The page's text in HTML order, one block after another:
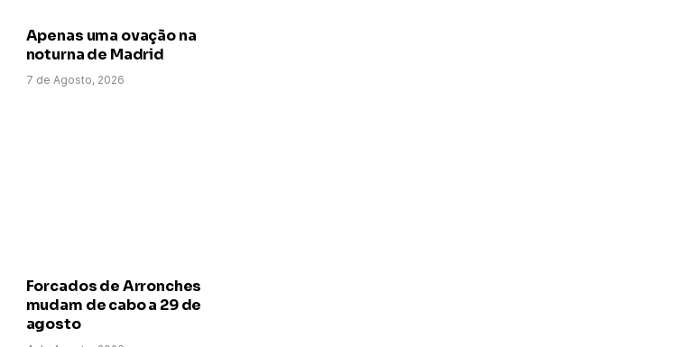
Apenas uma ovação na
noturna de Madrid
7 de Agosto, 2026
Forcados de Arronches
mudam de cabo a 29 de
agosto